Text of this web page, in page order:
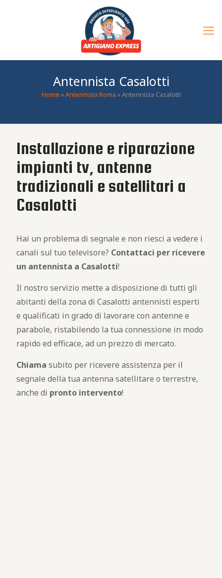
Antennista Casalotti
Home »Antennista Roma »Antennista Casalotti
Installazione e riparazione
impianti tv, antenne
tradizionali e satellitari a
Casalotti
Hai un problema di segnale e non riesci a vedere i
canali sul tuo televisore? Contattaci per ricevere
un antennista a Casalotti!
Il nostro servizio mette a disposizione di tutti gli
abitanti della zona di Casalotti antennisti esperti
e qualificati in grado di lavorare con antenne e
parabole, ristabilendo la tua connessione in modo
rapido ed efficace, ad un prezzo di mercato.
Chiama subito per ricevere assistenza per il
segnale della tua antenna satellitare o terrestre,
anche di pronto intervento!